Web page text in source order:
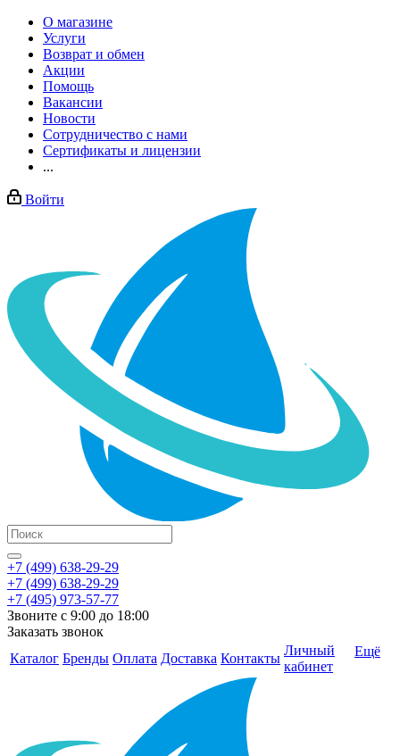
О магазине
Услуги
Возврат и обмен
Акции
Помощь
Вакансии
Новости
Сотрудничество с нами
Сертификаты и лицензии
...
Войти
+7 (499) 638-29-29
+7 (499) 638-29-29
+7 (495) 973-57-77
Звоните с 9:00 до 18:00
Заказать звонок
Каталог Бренды Оплата Доставка Контакты
Личный
кабинет
Ещё